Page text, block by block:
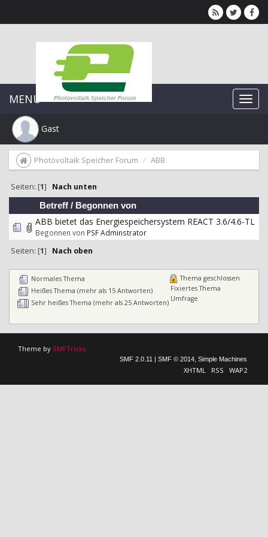
MENU
Gast
Photovoltaik Speicher Forum ABB
Seiten: [1] Nach unten
Betreff / Begonnen von
ABB bietet das Energiespeichersystem REACT 3.6/4.6-TL
Begonnen von PSF Adminstrator
Seiten: [1] Nach oben
Normales Thema
Heißes Thema (mehr als 15 Antworten)
Sehr heißes Thema (mehr als 25 Antworten)
Thema geschlossen
Fixiertes Thema
Umfrage
Theme by SMFTricks
SMF 2.0.11 SMF © 2014 Simple Machines
XHTML RSS WAP2